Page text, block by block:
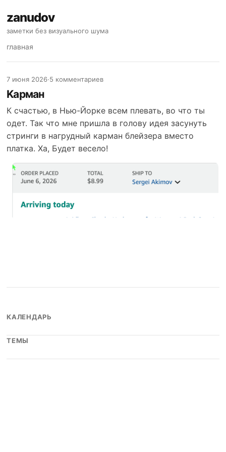
zanudov
заметки без визуального шума
главная
7 июня 2026·5 комментариев
Kарман
К счастью, в Нью-Йорке всем плевать, во что ты
одет. Так что мне пришла в голову идея засунуть
стринги в нагрудный карман блейзера вместо
платка. Ха, Будет весело!
КАЛЕНДАРЬ
ТЕМЫ